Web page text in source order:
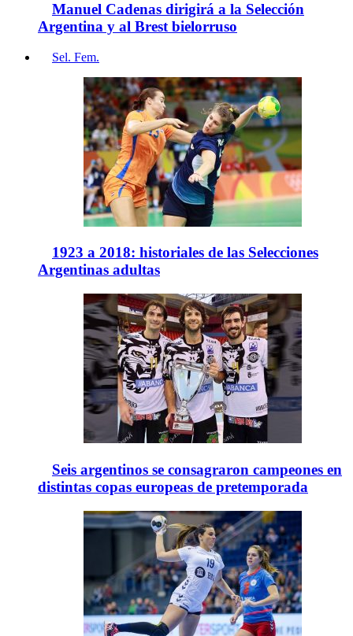
Manuel Cadenas dirigirá a la Selección
Argentina y al Brest bielorruso
Sel. Fem.
1923 a 2018: historiales de las Selecciones
Argentinas adultas
Seis argentinos se consagraron campeones en
distintas copas europeas de pretemporada